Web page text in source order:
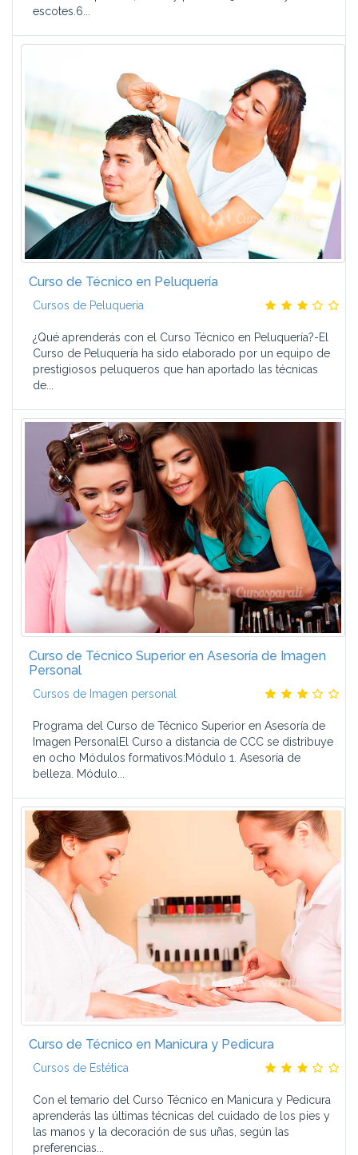
escotes.6...
Curso de Técnico en Peluquería
Cursos de Peluquería
¿Qué aprenderás con el Curso Técnico en Peluquería?-El
Curso de Peluquería ha sido elaborado por un equipo de
prestigiosos peluqueros que han aportado las técnicas
de...
Curso de Técnico Superior en Asesoría de Imagen
Personal
Cursos de Imagen personal
Programa del Curso de Técnico Superior en Asesoría de
Imagen PersonalEl Curso a distancia de CCC se distribuye
en ocho Módulos formativos:Módulo 1. Asesoría de
belleza. Módulo...
Curso de Técnico en Manicura y Pedicura
Cursos de Estética
Con el temario del Curso Técnico en Manicura y Pedicura
aprenderás las últimas técnicas del cuidado de los pies y
las manos y la decoración de sus uñas, según las
preferencias...